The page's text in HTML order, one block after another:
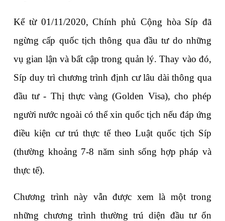
Kể từ 01/11/2020, Chính phủ Cộng hòa Síp đã
ngừng cấp quốc tịch thông qua đầu tư do những
vụ gian lận và bất cập trong quản lý. Thay vào đó,
Síp duy trì chương trình định cư lâu dài thông qua
đầu tư - Thị thực vàng (Golden Visa), cho phép
người nước ngoài có thể xin quốc tịch nếu đáp ứng
điều kiện cư trú thực tế theo Luật quốc tịch Síp
(thường khoảng 7-8 năm sinh sống hợp pháp và
thực tế).
Chương trình này vẫn được xem là một trong
những chương trình thường trú diện đầu tư ổn